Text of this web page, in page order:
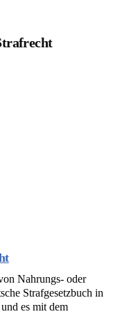
Nahrungs- oder
Strafgesetzbuch in
es mit dem